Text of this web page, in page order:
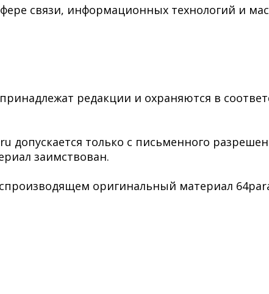
связи, информационных технологий и
редакции и охраняются в
только с письменного
заимствован.
оригинальный материал